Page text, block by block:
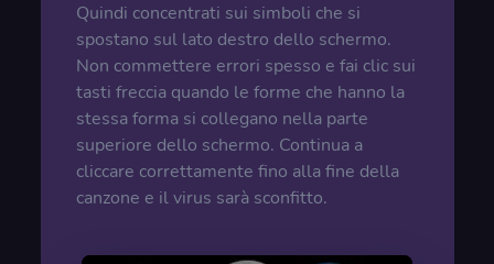
Quindi concentrati sui simboli che si
spostano sul lato destro dello schermo.
Non commettere errori spesso e fai clic sui
tasti freccia quando le forme che hanno la
stessa forma si collegano nella parte
superiore dello schermo. Continua a
cliccare correttamente fino alla fine della
canzone e il virus sarà sconfitto.